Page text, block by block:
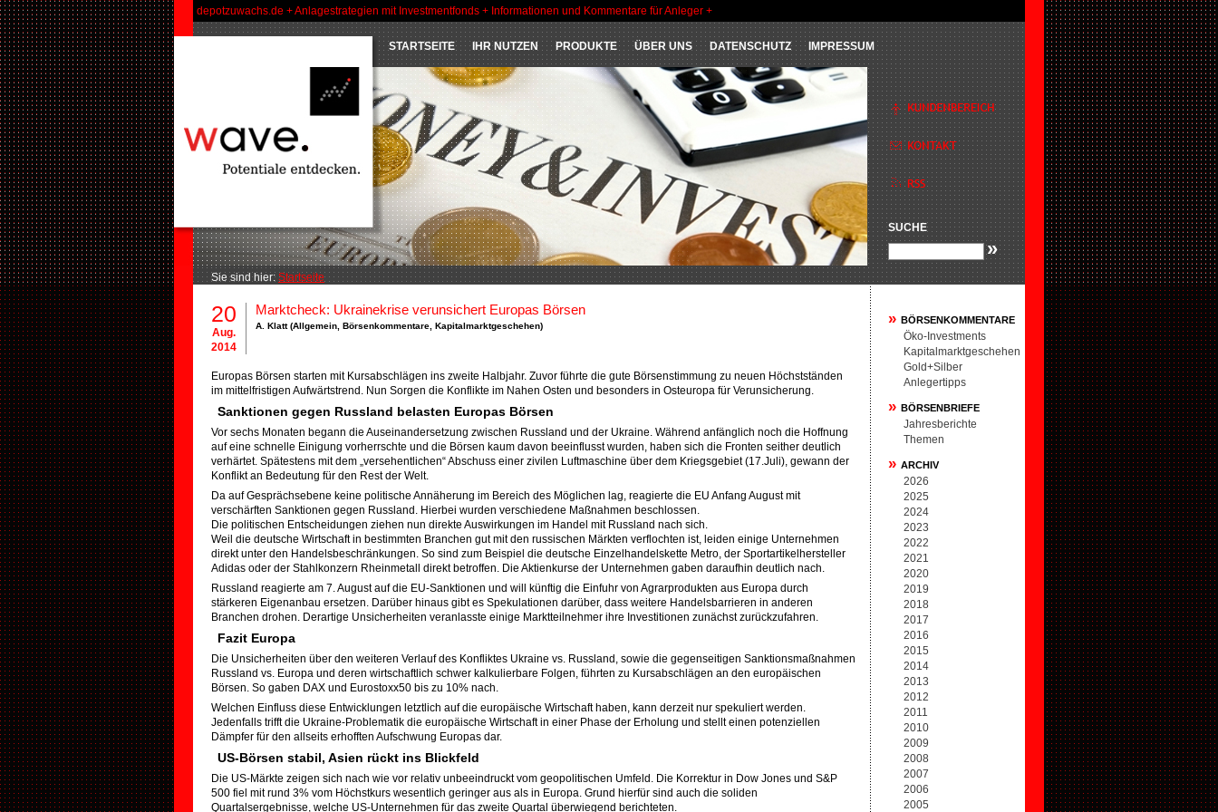
depotzuwachs.de + Anlagestrategien mit Investmentfonds + Informationen und Kommentare für Anleger +
STARTSEITE IHR NUTZEN PRODUKTE ÜBER UNS DATENSCHUTZ IMPRESSUM
SUCHE
»
Sie sind hier: Startseite
20
Aug.
2014
Marktcheck: Ukrainekrise verunsichert Europas Börsen
A. Klatt (Allgemein Börsenkommentare Kapitalmarktgeschehen)
Europas Börsen starten mit Kursabschlägen ins zweite Halbjahr. Zuvor führte die gute Börsenstimmung zu neuen Höchstständen
im mittelfristigen Aufwärtstrend. Nun Sorgen die Konflikte im Nahen Osten und besonders in Osteuropa für Verunsicherung.
Sanktionen gegen Russland belasten Europas Börsen
Vor sechs Monaten begann die Auseinandersetzung zwischen Russland und der Ukraine. Während anfänglich noch die Hoffnung
auf eine schnelle Einigung vorherrschte und die Börsen kaum davon beeinflusst wurden, haben sich die Fronten seither deutlich
verhärtet. Spätestens mit dem „versehentlichen“ Abschuss einer zivilen Luftmaschine über dem Kriegsgebiet (17.Juli), gewann der
Konflikt an Bedeutung für den Rest der Welt.
Da auf Gesprächsebene keine politische Annäherung im Bereich des Möglichen lag, reagierte die EU Anfang August mit
verschärften Sanktionen gegen Russland. Hierbei wurden verschiedene Maßnahmen beschlossen.
Die politischen Entscheidungen ziehen nun direkte Auswirkungen im Handel mit Russland nach sich.
Weil die deutsche Wirtschaft in bestimmten Branchen gut mit den russischen Märkten verflochten ist, leiden einige Unternehmen
direkt unter den Handelsbeschränkungen. So sind zum Beispiel die deutsche Einzelhandelskette Metro, der Sportartikelhersteller
Adidas oder der Stahlkonzern Rheinmetall direkt betroffen. Die Aktienkurse der Unternehmen gaben daraufhin deutlich nach.
Russland reagierte am 7. August auf die EU-Sanktionen und will künftig die Einfuhr von Agrarprodukten aus Europa durch
stärkeren Eigenanbau ersetzen. Darüber hinaus gibt es Spekulationen darüber, dass weitere Handelsbarrieren in anderen
Branchen drohen. Derartige Unsicherheiten veranlasste einige Marktteilnehmer ihre Investitionen zunächst zurückzufahren.
Fazit Europa
Die Unsicherheiten über den weiteren Verlauf des Konfliktes Ukraine vs. Russland, sowie die gegenseitigen Sanktionsmaßnahmen
Russland vs. Europa und deren wirtschaftlich schwer kalkulierbare Folgen, führten zu Kursabschlägen an den europäischen
Börsen. So gaben DAX und Eurostoxx50 bis zu 10% nach.
Welchen Einfluss diese Entwicklungen letztlich auf die europäische Wirtschaft haben, kann derzeit nur spekuliert werden.
Jedenfalls trifft die Ukraine-Problematik die europäische Wirtschaft in einer Phase der Erholung und stellt einen potenziellen
Dämpfer für den allseits erhofften Aufschwung Europas dar.
US-Börsen stabil, Asien rückt ins Blickfeld
Die US-Märkte zeigen sich nach wie vor relativ unbeeindruckt vom geopolitischen Umfeld. Die Korrektur in Dow Jones und S&P
500 fiel mit rund 3% vom Höchstkurs wesentlich geringer aus als in Europa. Grund hierfür sind auch die soliden
Quartalsergebnisse, welche US-Unternehmen für das zweite Quartal überwiegend berichteten.
» BÖRSENKOMMENTARE
Öko-Investments
Kapitalmarktgeschehen
Gold+Silber
Anlegertipps
» BÖRSENBRIEFE
Jahresberichte
Themen
» ARCHIV
2026
2025
2024
2023
2022
2021
2020
2019
2018
2017
2016
2015
2014
2013
2012
2011
2010
2009
2008
2007
2006
2005